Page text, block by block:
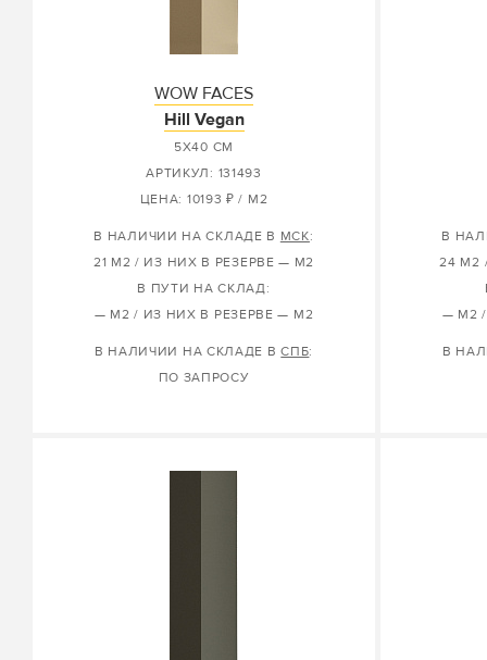
WOW FACES
Hill Vegan
5X40 СМ
АРТИКУЛ: 131493
ЦЕНА: 10193 ₽ / М2
В НАЛИЧИИ НА СКЛАДЕ В МСК:
21 М2 / ИЗ НИХ В РЕЗЕРВЕ — М2
В ПУТИ НА СКЛАД:
— М2 / ИЗ НИХ В РЕЗЕРВЕ — М2
В НАЛИЧИИ НА СКЛАДЕ ВСПБ:
ПО ЗАПРОСУ
В
24 М2
— М2
В